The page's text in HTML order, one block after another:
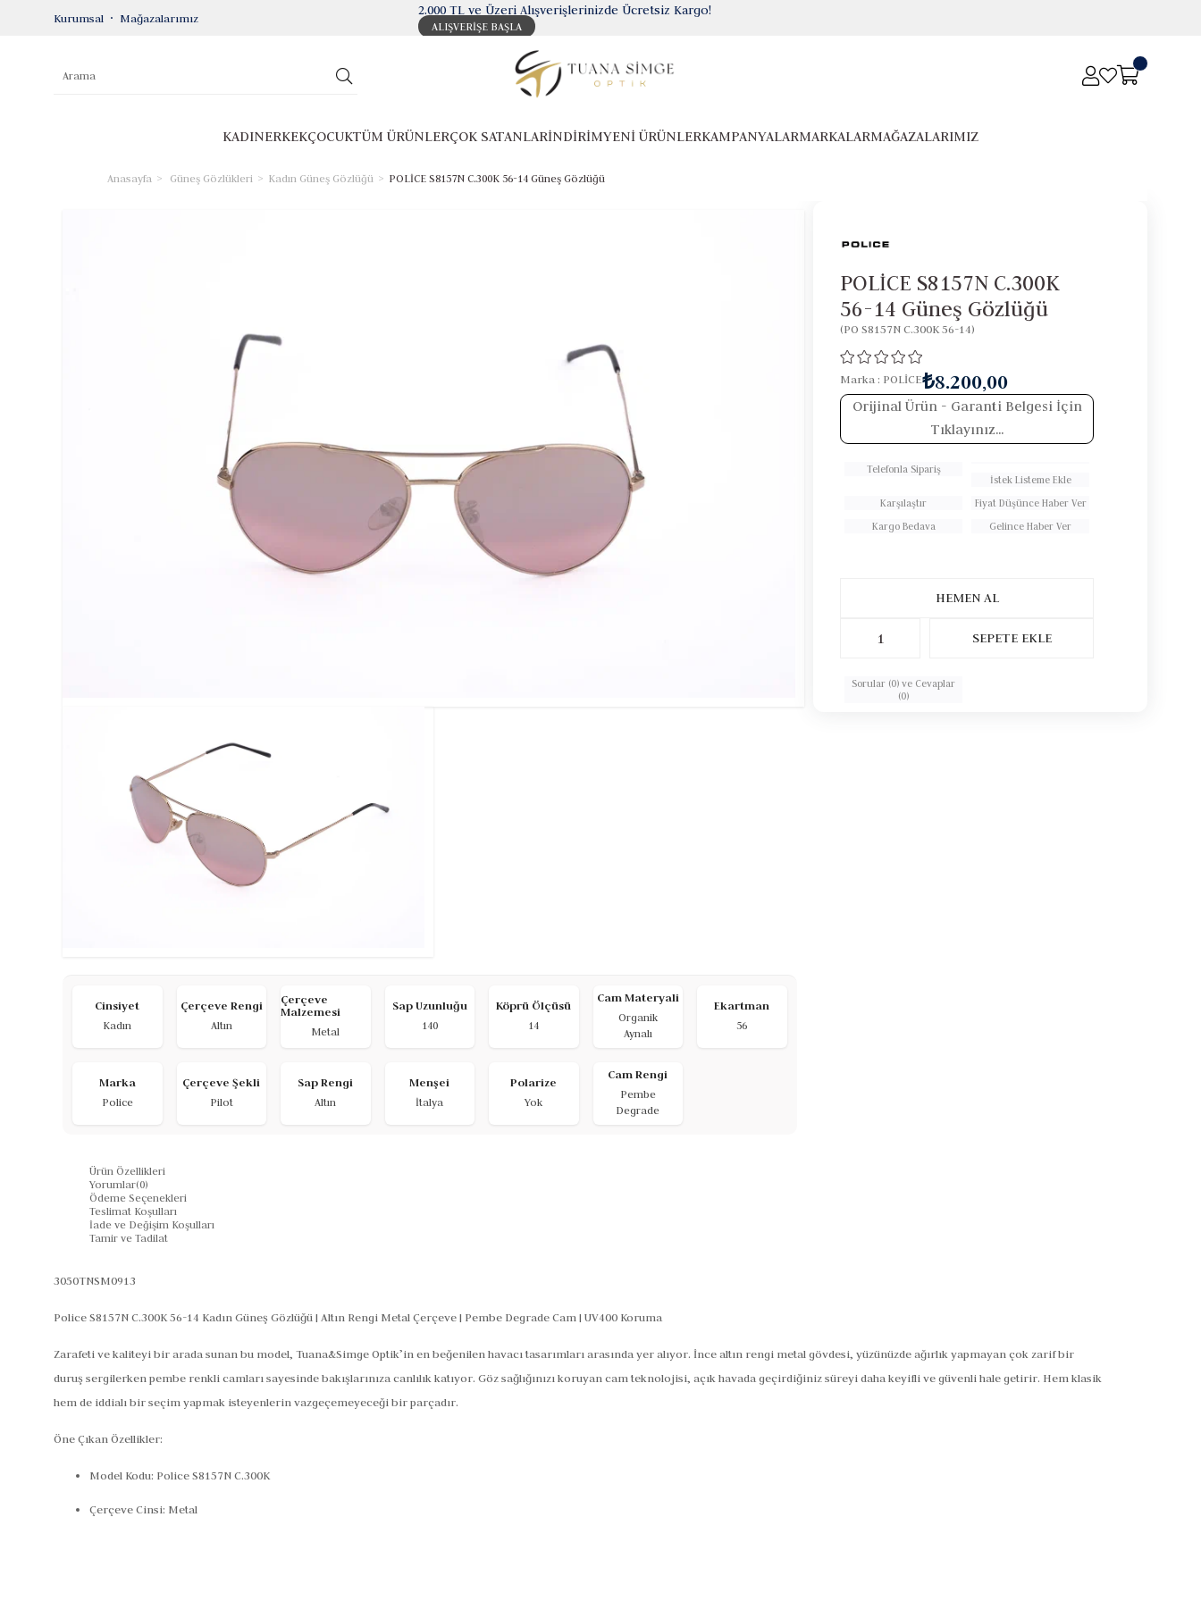
Kurumsal Mağazalarımız 2.000 TL ve Üzeri Alışverişlerinizde Ücretsiz Kargo!
ALIŞVERİŞE BAŞLA
KADINERKEKÇOCUKTÜM ÜRÜNLERÇOK SATANLARİNDİRİMYENİ ÜRÜNLERKAMPANYALARMARKALARMAĞAZALARIMIZ
Anasayfa Güneş Gözlükleri Kadın Güneş Gözlüğü POLİCE S8157N C.300K 56-14 Güneş Gözlüğü
Cinsiyet
Kadın
Çerçeve Rengi
Altın
Çerçeve
Malzemesi
Metal
Sap Uzunluğu
140
Köprü Ölçüsü
14
Cam Materyali
Organik
Aynalı
Ekartman
56
Marka
Police
Çerçeve Şekli
Pilot
Sap Rengi
Altın
Menşei
İtalya
Polarize
Yok
Cam Rengi
Pembe
Degrade
POLİCE S8157N C.300K
56-14 Güneş Gözlüğü
(PO S8157N C.300K 56-14)
Marka : POLİCE₺8.200,00
Orijinal Ürün - Garanti Belgesi İçin
Tıklayınız...
Telefonla Sipariş
İstek Listeme Ekle
Karşılaştır
Fiyat Düşünce Haber Ver
Kargo Bedava
Gelince Haber Ver
Sorular (0) ve Cevaplar
(0)
Ürün Özellikleri
Yorumlar(0)
Ödeme Seçenekleri
Teslimat Koşulları
İade ve Değişim Koşulları
Tamir ve Tadilat
3050TNSM0913
Police S8157N C.300K 56-14 Kadın Güneş Gözlüğü | Altın Rengi Metal Çerçeve | Pembe Degrade Cam | UV400 Koruma
Zarafeti ve kaliteyi bir arada sunan bu model, Tuana&Simge Optik’in en beğenilen havacı tasarımları arasında yer alıyor. İnce altın rengi metal gövdesi, yüzünüzde ağırlık yapmayan çok zarif bir
duruş sergilerken pembe renkli camları sayesinde bakışlarınıza canlılık katıyor. Göz sağlığınızı koruyan cam teknolojisi, açık havada geçirdiğiniz süreyi daha keyifli ve güvenli hale getirir. Hem klasik
hem de iddialı bir seçim yapmak isteyenlerin vazgeçemeyeceği bir parçadır.
Öne Çıkan Özellikler:
Model Kodu: Police S8157N C.300K
Çerçeve Cinsi: Metal